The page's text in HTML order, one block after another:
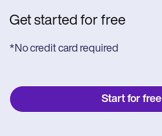
Get started for free
*No credit card required
Start for free